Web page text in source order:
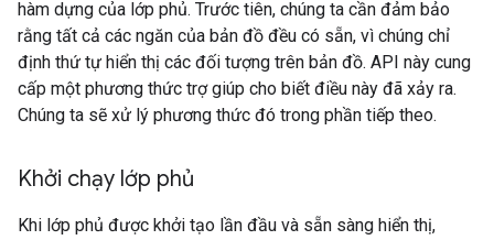
hàm dựng của lớp phủ. Trước tiên, chúng ta cần đảm bảo
rằng tất cả các ngăn của bản đồ đều có sẵn, vì chúng chỉ
định thứ tự hiển thị các đối tượng trên bản đồ. API này cung
cấp một phương thức trợ giúp cho biết điều này đã xảy ra.
Chúng ta sẽ xử lý phương thức đó trong phần tiếp theo.
Khởi chạy lớp phủ
Khi lớp phủ được khởi tạo lần đầu và sẵn sàng hiển thị,